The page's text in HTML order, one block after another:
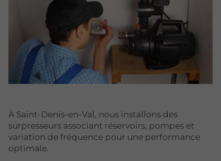
À Saint-Denis-en-Val, nous installons des
surpresseurs associant réservoirs, pompes et
variation de fréquence pour une performance
optimale.